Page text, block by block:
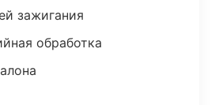
зажигания
обработка